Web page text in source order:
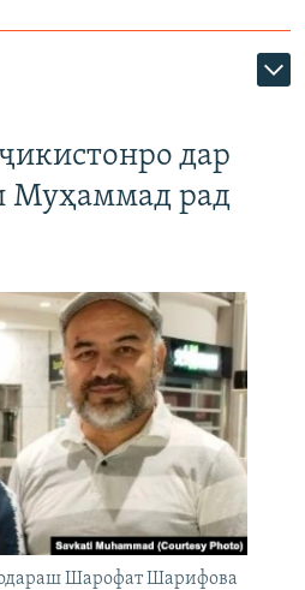
дар
Муҳаммад рад
Шарофат Шарифова